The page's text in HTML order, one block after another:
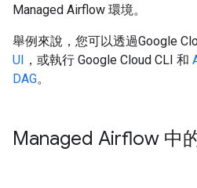
Managed Airflow 環境。
舉例來說，您可以透過Google
UI
，或執行 Google Cloud CLI 和
DAG。
Managed Airflow 中